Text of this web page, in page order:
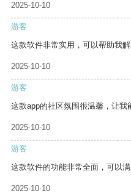
2025-10-10
游客
这款软件非常实用，可以帮助我解
2025-10-10
游客
这款app的社区氛围很温馨，让我
2025-10-10
游客
这款软件的功能非常全面，可以满
2025-10-10